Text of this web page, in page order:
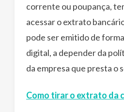
corrente ou poupança,
acessar o extrato
pode ser emitido de
digital, a depender da
da empresa que presta o
Como tirar o extrato da